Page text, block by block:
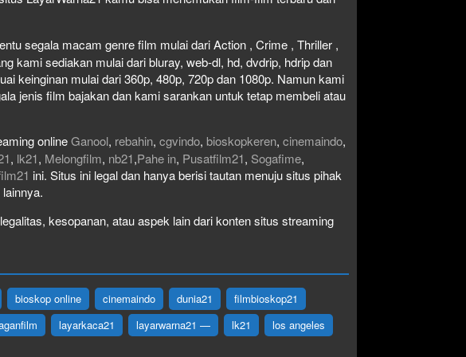
segala macam genre film mulai dari Action , Crime , Thriller ,
kami sediakan mulai dari bluray, web-dl, hd, dvdrip, hdrip dan
keinginan mulai dari 360p, 480p, 720p dan 1080p. Namun kami
jenis film bajakan dan kami sarankan untuk tetap membeli atau
onlineGanool, rebahin, cgvindo, bioskopkeren, cinemaindo,
, lk21, Melongfilm, nb21,Pahe in, Pusatfilm21, Sogafime,
ini. Situs ini legal dan hanya berisi tautan menuju situs pihak
kesopanan, atau aspek lain dari konten situs streaming
bioskop online cinemaindo dunia21
filmbioskop21
layarkaca21 layarwarna21 — lk21
los angeles